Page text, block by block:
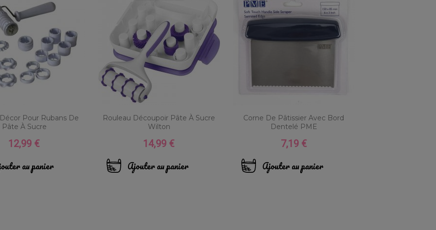
Pour Rubans De
Pâte À Sucre
Prix
12,99 €
au panier
Rouleau Découpoir Pâte À Sucre
Wilton
Prix
14,99 €
Ajouter au panier
Corne De Pâtissier Avec Bord
Dentelé PME
Prix
7,19 €
Ajouter au panier